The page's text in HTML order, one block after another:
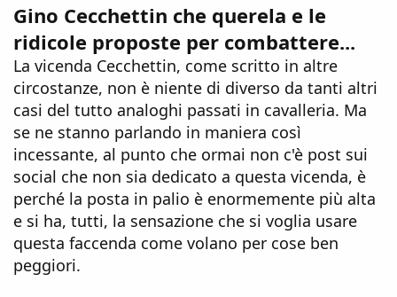
Gino Cecchettin che querela e le
ridicole proposte per combattere...
La vicenda Cecchettin, come scritto in altre
circostanze, non è niente di diverso da tanti altri
casi del tutto analoghi passati in cavalleria. Ma
se ne stanno parlando in maniera così
incessante, al punto che ormai non c'è post sui
social che non sia dedicato a questa vicenda, è
perché la posta in palio è enormemente più alta
e si ha, tutti, la sensazione che si voglia usare
questa faccenda come volano per cose ben
peggiori.